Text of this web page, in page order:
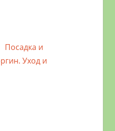
Посадка и
Уход и